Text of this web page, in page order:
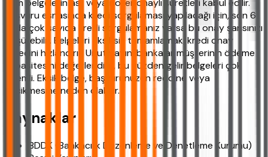
Tüm belgelerin aslı veya noter onaylı suretleri kabul edilir.
Başvuru esnasında kredi sorgulaması yapılacağı için, son 6
ayda çok sayıda kredi sorgulamanız varsa bu onay şansınızı
düşürebilir. Belgeleri eksiksiz tamamlamak, kredi onay
sürecini hızlandırır. Unutmayın, bankalar müşterinin ödeme
kapasitesini değerlendirir, bu yüzden gelir belgeleri çok
önemli. Eksik belge, başvurunuzun reddine veya
gecikmesine neden olabilir.
Kaynaklar
BDDK (Bankacılık Düzenleme ve Denetleme Kurumu)